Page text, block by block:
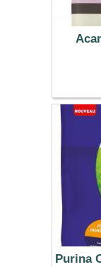
Purina